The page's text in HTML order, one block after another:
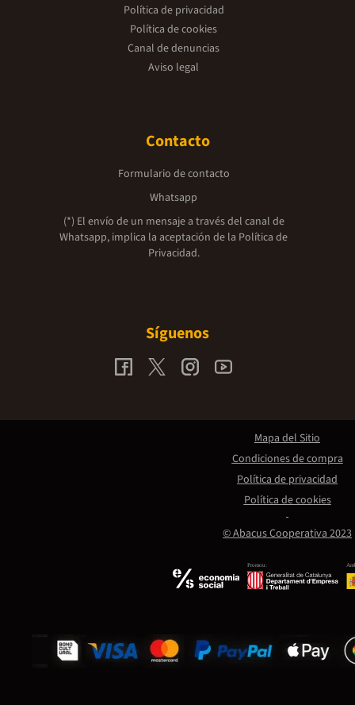
Política de privacidad
Política de cookies
Canal de denuncias
Aviso legal
Contacto
Formulario de contacto
Whatsapp
(*) El envío de un mensaje a través del canal de
Whatsapp, implica la aceptación de la Política de
Privacidad.
Síguenos
Promou:
© Abacus Cooperativa 2023
Mapa del Sitio
Condiciones de compra
Política de privacidad
Política de cookies